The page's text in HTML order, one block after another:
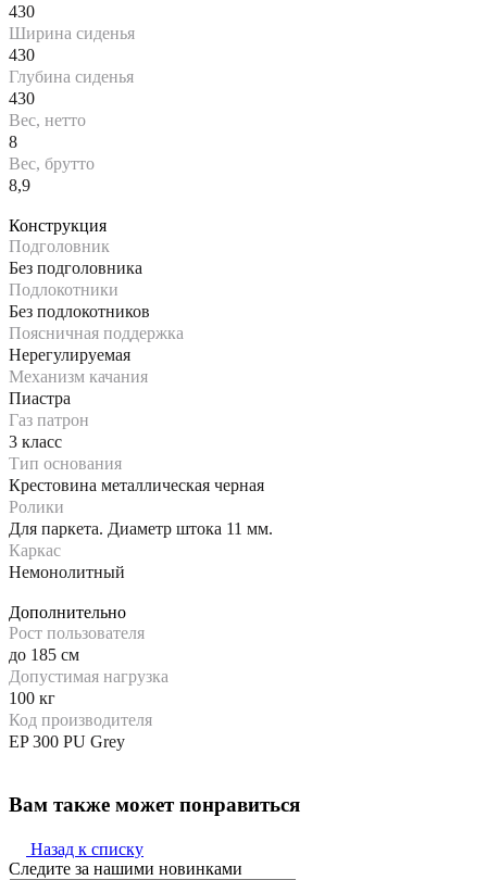
430
Ширина сиденья
430
Глубина сиденья
430
Вес, нетто
8
Вес, брутто
8,9
Конструкция
Подголовник
Без подголовника
Подлокотники
Без подлокотников
Поясничная поддержка
Нерегулируемая
Механизм качания
Пиастра
Газ патрон
3 класс
Тип основания
Крестовина металлическая черная
Ролики
Для паркета. Диаметр штока 11 мм.
Каркас
Немонолитный
Дополнительно
Рост пользователя
до 185 см
Допустимая нагрузка
100 кг
Код производителя
EP 300 PU Grey
Вам также может понравиться
Назад к списку
Следите за нашими новинками